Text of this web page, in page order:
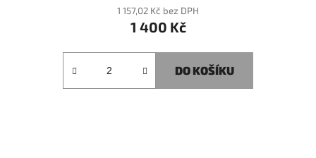
1 157,02 Kč bez DPH
1 400 Kč
DO KOŠÍKU